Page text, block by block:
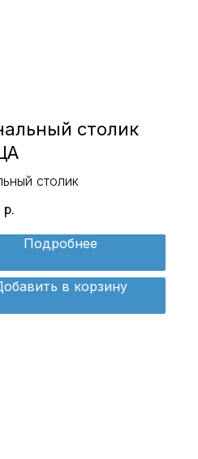
столик
столик
р.
Подробнее
в корзину